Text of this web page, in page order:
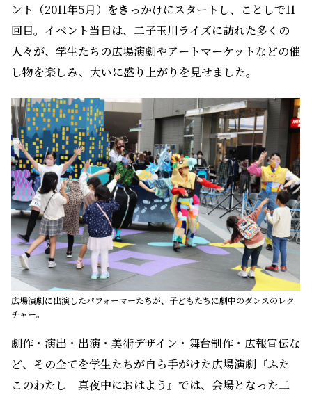
ント（2011年5月）をきっかけにスタートし、ことしで11
回目。イベント当日は、二子玉川ライズに訪れた多くの
人々が、学生たちの広場演劇やアートマーケットなどの催
し物を楽しみ、大いに盛り上がりを見せました。
広場演劇に出演したパフォーマーたちが、子どもたちに劇中のダンスのレク
チャー。
劇作・演出・出演・美術デザイン・舞台制作・広報宣伝な
ど、その全てを学生たちが自ら手がけた広場演劇『ふた
このわたし 真夜中におはよう』では、会場となった二